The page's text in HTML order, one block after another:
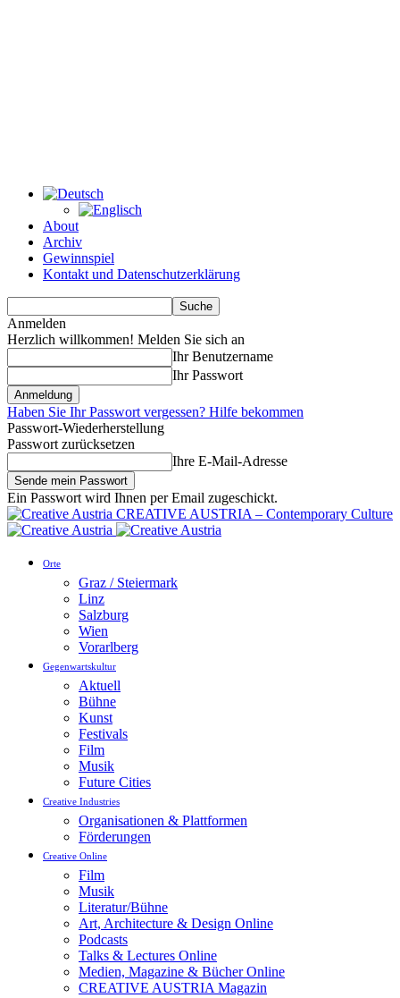
About
Archiv
Gewinnspiel
Kontakt und Datenschutzerklärung
Anmelden
Herzlich willkommen! Melden Sie sich an
Ihr Benutzername
Ihr Passwort
Haben Sie Ihr Passwort vergessen? Hilfe bekommen
Passwort-Wiederherstellung
Passwort zurücksetzen
Ihre E-Mail-Adresse
Ein Passwort wird Ihnen per Email zugeschickt.
CREATIVE AUSTRIA – Contemporary Culture
Orte
Graz / Steiermark
Linz
Salzburg
Wien
Vorarlberg
Gegenwartskultur
Aktuell
Bühne
Kunst
Festivals
Film
Musik
Future Cities
Creative Industries
Organisationen & Plattformen
Förderungen
Creative Online
Film
Musik
Literatur/Bühne
Art, Architecture & Design Online
Podcasts
Talks & Lectures Online
Medien, Magazine & Bücher Online
CREATIVE AUSTRIA Magazin